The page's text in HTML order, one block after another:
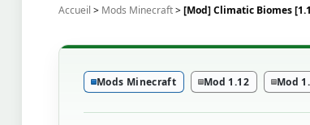
Accueil > Mods Minecraft>[Mod] Climatic Biomes
Mods Minecraft Mod 1.12 Mod